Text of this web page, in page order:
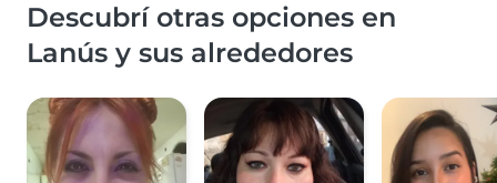
Descubrí otras opciones en
Lanús y sus alrededores